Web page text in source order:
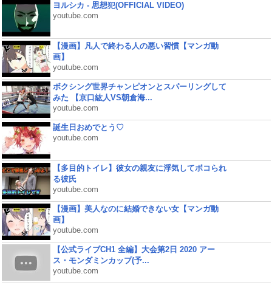
ヨルシカ - 思想犯(OFFICIAL VIDEO)
youtube.com
【漫画】凡人で終わる人の悪い習慣【マンガ動
画】
youtube.com
ボクシング世界チャンピオンとスパーリングして
みた 【京口紘人VS朝倉海...
youtube.com
誕生日おめでとう♡
youtube.com
【多目的トイレ】彼女の親友に浮気してボコられ
る彼氏
youtube.com
【漫画】美人なのに結婚できない女【マンガ動
画】
youtube.com
【公式ライブCH1 全編】大会第2日 2020 アー
ス・モンダミンカップ(予...
youtube.com